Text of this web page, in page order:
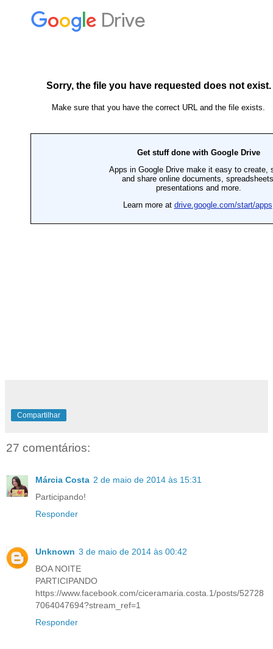
Compartilhar
27 comentários:
Márcia Costa 2 de maio de 2014 às 15:31
Participando!
Responder
Unknown 3 de maio de 2014 às 00:42
BOA NOITE
PARTICIPANDO
https://www.facebook.com/ciceramaria.costa.1/posts/52728
7064047694?stream_ref=1
Responder